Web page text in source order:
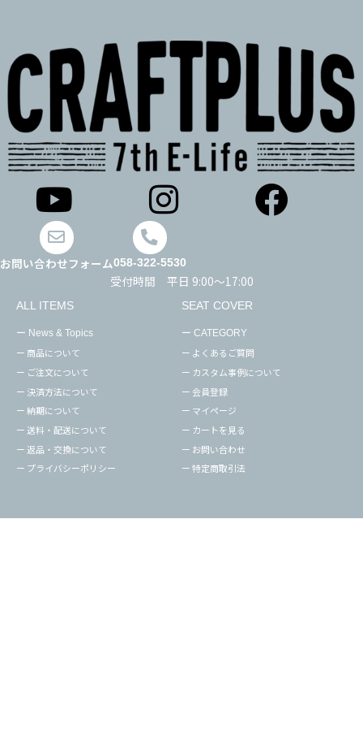
お問い合わせフォーム058-322-5530
受付時間 平日 9:00～17:00
ALL ITEMS
ー News & Topics
ー 商品について
ー ご注文について
ー 決済方法について
ー 納期について
ー 送料・配送について
ー 返品・交換について
ー プライバシーポリシー
SEAT COVER
ー CATEGORY
ー よくあるご質問
ー カスタム事例について
ー 会員登録
ー マイページ
ー カートを見る
ー お問い合わせ
ー 特定商取引法